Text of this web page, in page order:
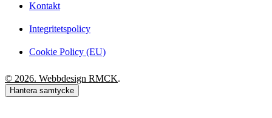
Kontakt
Integritetspolicy
Cookie Policy (EU)
© 2026. Webbdesign RMCK.
Hantera samtycke